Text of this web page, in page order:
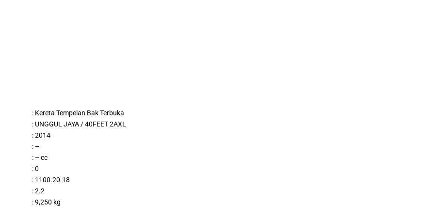
: Kereta Tempelan Bak Terbuka
: UNGGUL JAYA / 40FEET 2AXL
: 2014
: –
: – cc
: 0
: 1100.20.18
: 2.2
: 9,250 kg